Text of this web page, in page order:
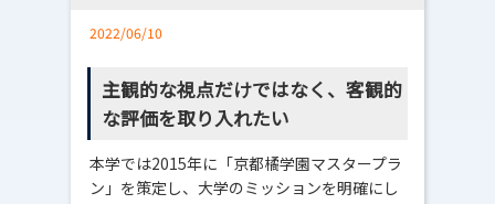
2022/06/10
主観的な視点だけではなく、客観的
な評価を取り入れたい
本学では2015年に「京都橘学園マスタープラ
ン」を策定し、大学のミッションを明確にし